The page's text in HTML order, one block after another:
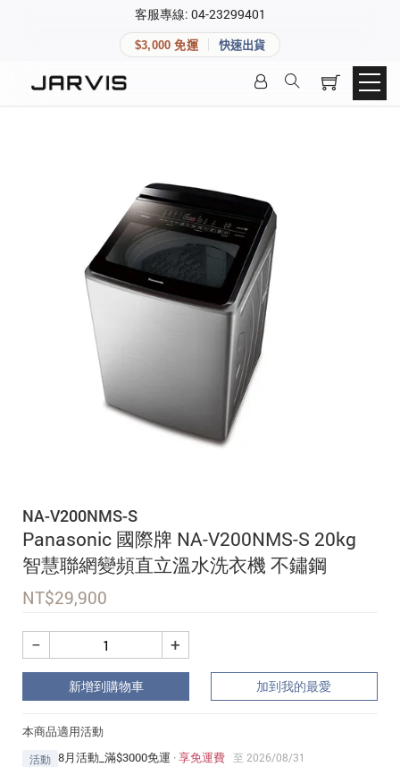
客服專線: 04-23299401
$3,000 免運 快速出貨
NA-V200NMS-S
Panasonic 國際牌 NA-V200NMS-S 20kg
智慧聯網變頻直立溫水洗衣機 不鏽鋼
NT$29,900
+
−
新增到購物車 加到我的最愛
本商品適用活動
活動 8月活動_滿$3000免運 ·享免運費 至 2026/08/31
快速連結
登入後可查看訂單、會員資料與收藏清單。
登入會員
建立新帳號
加入 JARVIS VIP